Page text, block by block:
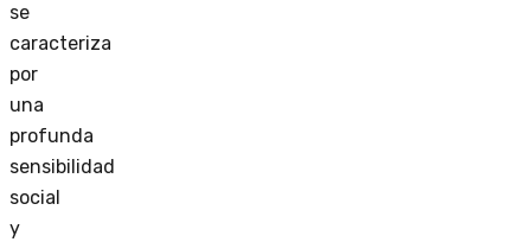
se
caracteriza
por
una
profunda
sensibilidad
social
y